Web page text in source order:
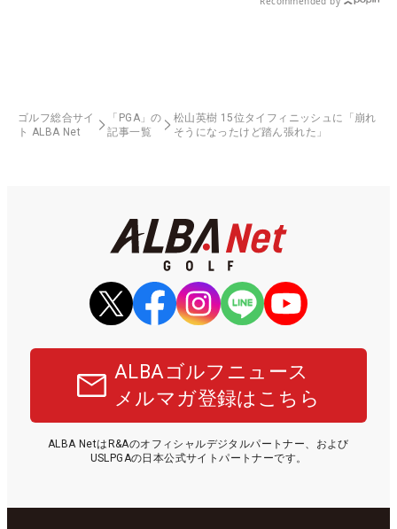
ゴルフ総合サイ
ト ALBA Net
「PGA」の
記事一覧
松山英樹 15位タイフィニッシュに「崩れ
そうになったけど踏ん張れた」
ALBAゴルフニュース
メルマガ登録はこちら
ALBA NetはR&Aのオフィシャルデジタルパートナー、および
USLPGAの日本公式サイトパートナーです。